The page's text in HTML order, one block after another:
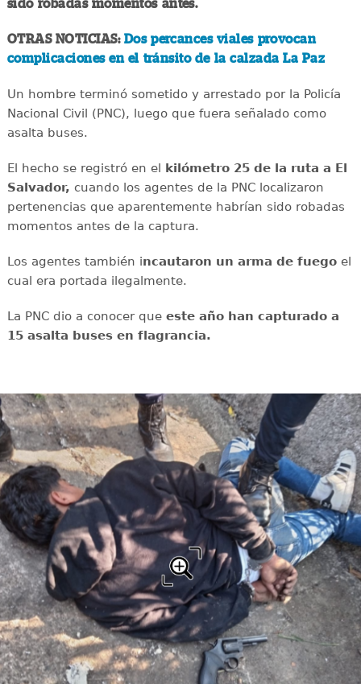
sido robadas momentos antes.
OTRAS NOTICIAS: Dos percances viales provocan
complicaciones en el tránsito de la calzada La Paz
Un hombre terminó sometido y arrestado por la Policía
Nacional Civil (PNC), luego que fuera señalado como
asalta buses.
El hecho se registró en el kilómetro 25 de la ruta a El
Salvador, cuando los agentes de la PNC localizaron
pertenencias que aparentemente habrían sido robadas
momentos antes de la captura.
Los agentes también incautaron un arma de fuegoel
cual era portada ilegalmente.
La PNC dio a conocer que este año han capturado a
15 asalta buses en flagrancia.